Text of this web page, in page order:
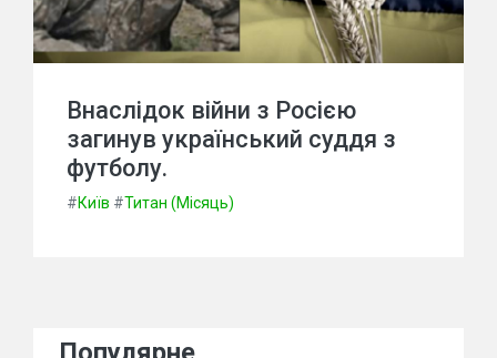
Внаслідок війни з Росією
загинув український суддя з
футболу.
#Київ #Титан (Місяць)